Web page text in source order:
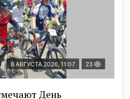
8 АВГУСТА 2026, 11:07 23
День